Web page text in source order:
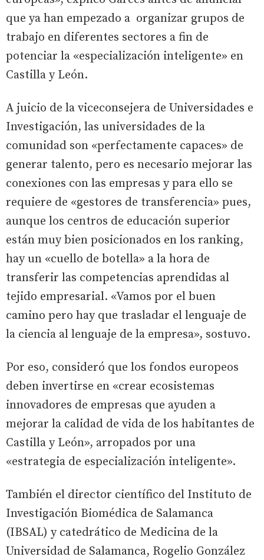
que ya han empezado a organizar grupos de
trabajo en diferentes sectores a fin de
potenciar la «especialización inteligente» en
Castilla y León.
A juicio de la viceconsejera de Universidades e
Investigación, las universidades de la
comunidad son «perfectamente capaces» de
generar talento, pero es necesario mejorar las
conexiones con las empresas y para ello se
requiere de «gestores de transferencia» pues,
aunque los centros de educación superior
están muy bien posicionados en los ranking,
hay un «cuello de botella» a la hora de
transferir las competencias aprendidas al
tejido empresarial. «Vamos por el buen
camino pero hay que trasladar el lenguaje de
la ciencia al lenguaje de la empresa», sostuvo.
Por eso, consideró que los fondos europeos
deben invertirse en «crear ecosistemas
innovadores de empresas que ayuden a
mejorar la calidad de vida de los habitantes de
Castilla y León», arropados por una
«estrategia de especialización inteligente».
También el director científico del Instituto de
Investigación Biomédica de Salamanca
(IBSAL) y catedrático de Medicina de la
Universidad de Salamanca, Rogelio González